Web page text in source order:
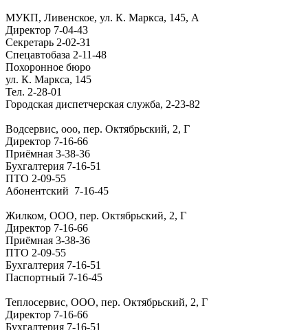
МУКП, Ливенское, ул. К. Маркса, 145, А
Директор 7-04-43
Секретарь 2-02-31
Спецавтобаза 2-11-48
Похоронное бюро
ул. К. Маркса, 145
Тел. 2-28-01
Городская диспетчерская служба, 2-23-82
Водсервис, ооо, пер. Октябрьский, 2, Г
Директор 7-16-66
Приёмная 3-38-36
Бухгалтерия 7-16-51
ПТО 2-09-55
Абонентский 7-16-45
Жилком, ООО, пер. Октябрьский, 2, Г
Директор 7-16-66
Приёмная 3-38-36
ПТО 2-09-55
Бухгалтерия 7-16-51
Паспортный 7-16-45
Теплосервис, ООО, пер. Октябрьский, 2, Г
Директор 7-16-66
Бухгалтерия 7-16-51